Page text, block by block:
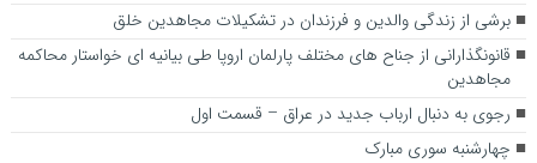
برشی از زندگی والدین و فرزندان در تشکیلات مجاهدین خلق
قانونگذارانی از جناح های مختلف پارلمان اروپا طی بیانیه ای خواستار محاکمه
مجاهدین
رجوی به دنبال ارباب جدید در عراق – قسمت اول
چهارشنبه سوری مبارک